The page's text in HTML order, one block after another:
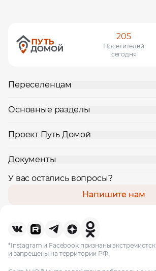
205
Посетителей
сегодня
Переселенцам
Основные разделы
Проект Путь Домой
Документы
У вас остались вопросы?
Напишите нам
*Instagram и Facebook признаны
и запрещены на территории РФ.